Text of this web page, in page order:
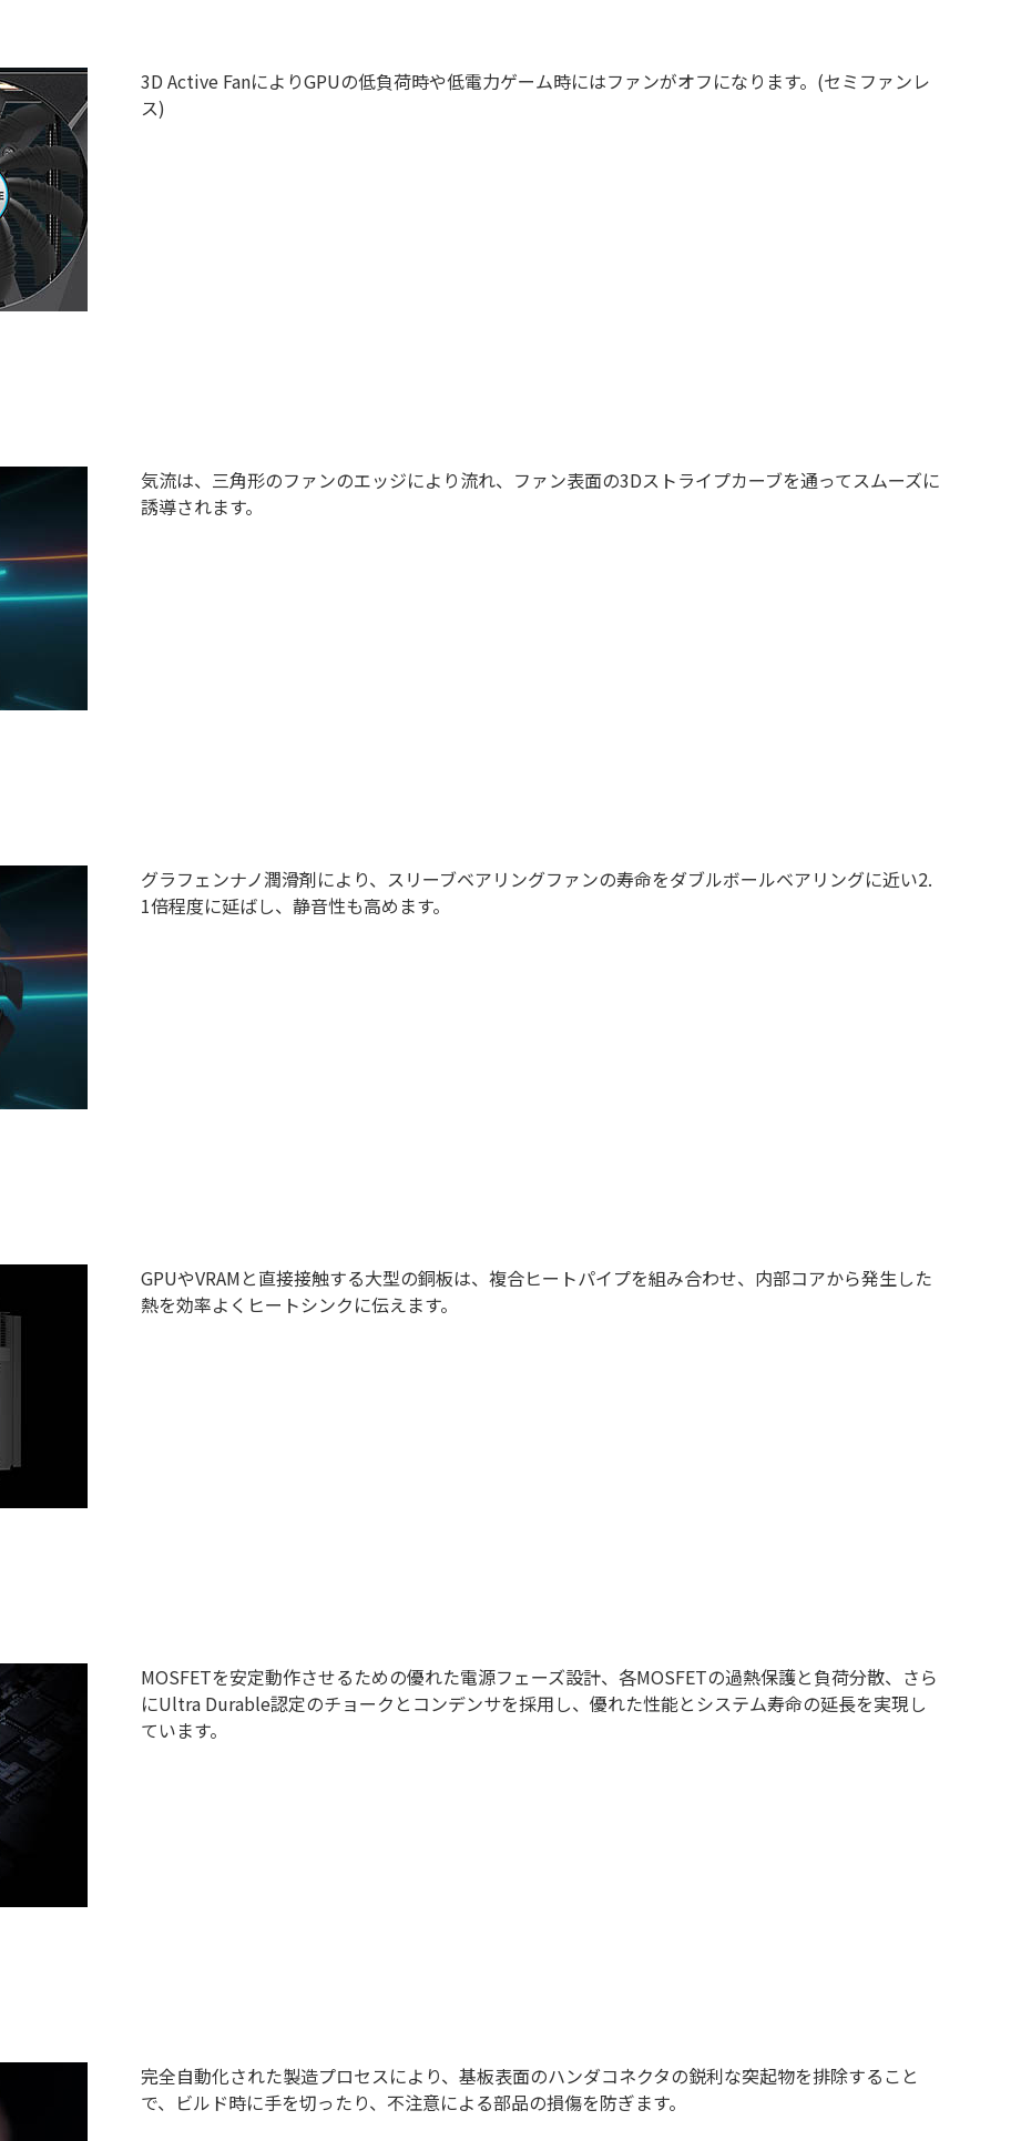
3D Active FanによりGPUの低負荷時や低電力ゲーム時にはファンがオフになります。(セミファンレ
ス)
気流は、三角形のファンのエッジにより流れ、ファン表面の3Dストライプカーブを通ってスムーズに
誘導されます。
グラフェンナノ潤滑剤により、スリーブベアリングファンの寿命をダブルボールベアリングに近い2.
1倍程度に延ばし、静音性も高めます。
GPUやVRAMと直接接触する大型の銅板は、複合ヒートパイプを組み合わせ、内部コアから発生した
熱を効率よくヒートシンクに伝えます。
MOSFETを安定動作させるための優れた電源フェーズ設計、各MOSFETの過熱保護と負荷分散、さら
にUltra Durable認定のチョークとコンデンサを採用し、優れた性能とシステム寿命の延長を実現し
ています。
完全自動化された製造プロセスにより、基板表面のハンダコネクタの鋭利な突起物を排除すること
で、ビルド時に手を切ったり、不注意による部品の損傷を防ぎます。